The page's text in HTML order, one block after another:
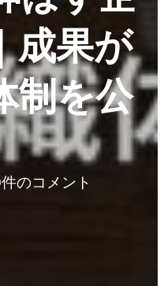
成果が
制を公
のコメント